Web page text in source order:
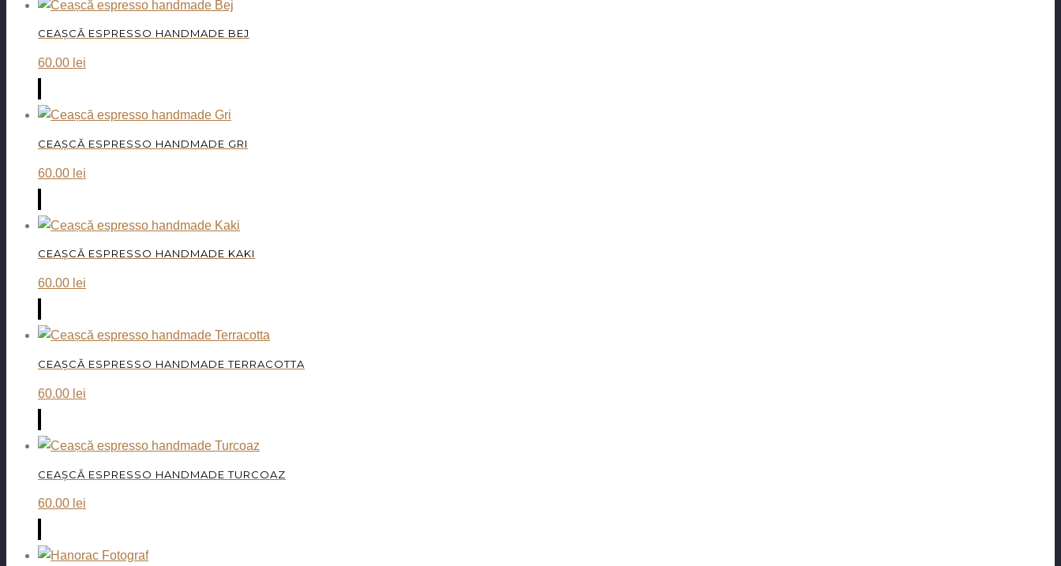
CEAȘCĂ ESPRESSO HANDMADE BEJ
60.00 lei
CEAȘCĂ ESPRESSO HANDMADE GRI
60.00 lei
CEAȘCĂ ESPRESSO HANDMADE KAKI
60.00 lei
CEAȘCĂ ESPRESSO HANDMADE TERRACOTTA
60.00 lei
CEAȘCĂ ESPRESSO HANDMADE TURCOAZ
60.00 lei